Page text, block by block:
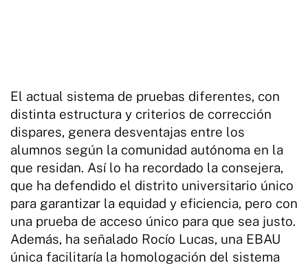
El actual sistema de pruebas diferentes, con
distinta estructura y criterios de corrección
dispares, genera desventajas entre los
alumnos según la comunidad autónoma en la
que residan. Así lo ha recordado la consejera,
que ha defendido el distrito universitario único
para garantizar la equidad y eficiencia, pero con
una prueba de acceso único para que sea justo.
Además, ha señalado Rocío Lucas, una EBAU
única facilitaría la homologación del sistema